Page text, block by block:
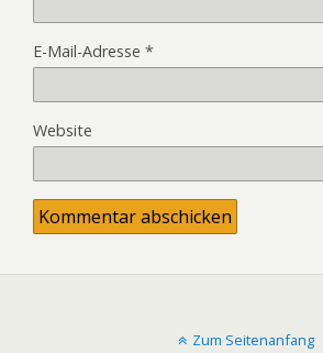
E-Mail-Adresse *
Website
Zum Seitenanfang